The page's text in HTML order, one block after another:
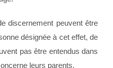
discernement peuvent être
désignée à cet effet, de
pas être entendus dans
leurs parents.